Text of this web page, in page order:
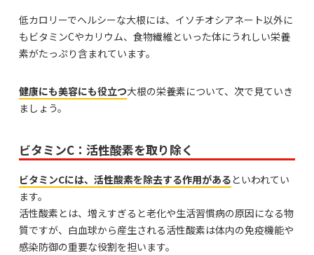
低カロリーでヘルシーな大根には、イソチオシアネート以外に
もビタミンCやカリウム、食物繊維といった体にうれしい栄養
素がたっぷり含まれています。
健康にも美容にも役立つ大根の栄養素について、次で見ていき
ましょう。
ビタミンC：活性酸素を取り除く
ビタミンCには、活性酸素を除去する作用があるといわれてい
ます。
活性酸素とは、増えすぎると老化や生活習慣病の原因になる物
質ですが、白血球から産生される活性酸素は体内の免疫機能や
感染防御の重要な役割を担います。